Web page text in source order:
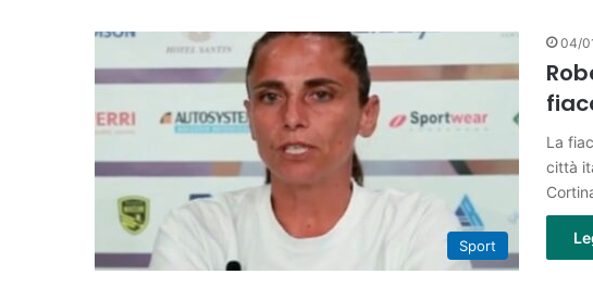
Sport
04/
La
città